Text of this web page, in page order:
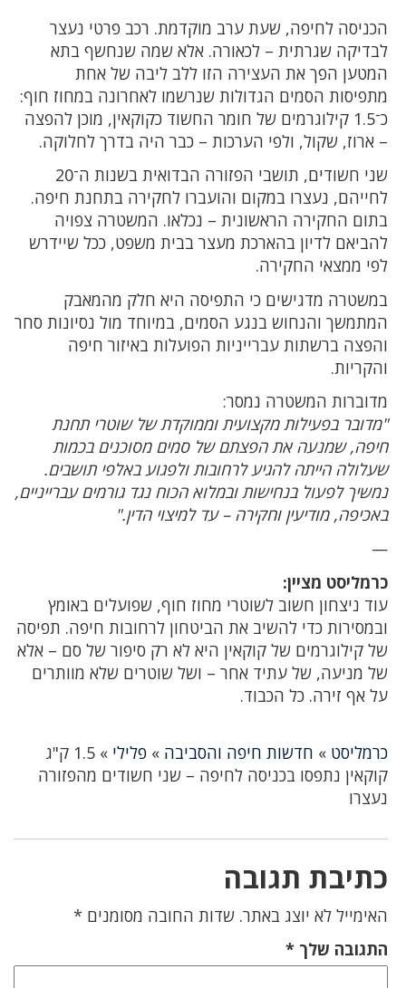
הכניסה לחיפה, שעת ערב מוקדמת. רכב פרטי נעצר
לבדיקה שגרתית – לכאורה. אלא שמה שנחשף בתא
המטען הפך את העצירה הזו ללב ליבה של אחת
מתפיסות הסמים הגדולות שנרשמו לאחרונה במחוז חוף:
כ־1.5 קילוגרמים של חומר החשוד כקוקאין, מוכן להפצה
– ארוז, שקול, ולפי הערכות – כבר היה בדרך לחלוקה.
שני חשודים, תושבי הפזורה הבדואית בשנות ה־20
לחייהם, נעצרו במקום והועברו לחקירה בתחנת חיפה.
בתום החקירה הראשונית – נכלאו. המשטרה צפויה
להביאם לדיון בהארכת מעצר בבית משפט, ככל שיידרש
לפי ממצאי החקירה.
במשטרה מדגישים כי התפיסה היא חלק מהמאבק
המתמשך והנחוש בנגע הסמים, במיוחד מול נסיונות סחר
והפצה ברשתות עברייניות הפועלות באיזור חיפה
והקריות.
מדוברות המשטרה נמסר:
"מדובר בפעילות מקצועית וממוקדת של שוטרי תחנת
חיפה, שמנעה את הפצתם של סמים מסוכנים בכמות
שעלולה הייתה להגיע לרחובות ולפגוע באלפי תושבים.
נמשיך לפעול בנחישות ובמלוא הכוח נגד גורמים עברייניים,
באכיפה, מודיעין וחקירה – עד למיצוי הדין."
—
כרמליסט מציין:
עוד ניצחון חשוב לשוטרי מחוז חוף, שפועלים באומץ
ובמסירות כדי להשיב את הביטחון לרחובות חיפה. תפיסה
של קילוגרמים של קוקאין היא לא רק סיפור של סם – אלא
של מניעה, של עתיד אחר – ושל שוטרים שלא מוותרים
על אף זירה. כל הכבוד.
כרמליסט » חדשות חיפה והסביבה » פלילי »
1.5 ק"ג
קוקאין נתפסו בכניסה לחיפה – שני חשודים מהפזורה
נעצרו
כתיבת תגובה
האימייל לא יוצג באתר. שדות החובה מסומנים *
התגובה שלך *